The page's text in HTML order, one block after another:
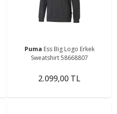
Puma Ess Big Logo Erkek
Sweatshirt 58668807
2.099,00 TL